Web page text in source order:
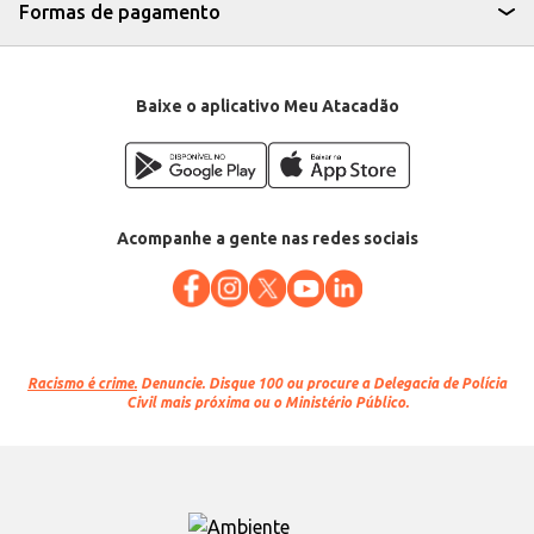
Formas de pagamento
Baixe o aplicativo Meu Atacadão
Acompanhe a gente nas redes sociais
Racismo é crime. Denuncie. Disque 100 ou procure a Delegacia de Polícia
Civil mais próxima ou o Ministério Público.